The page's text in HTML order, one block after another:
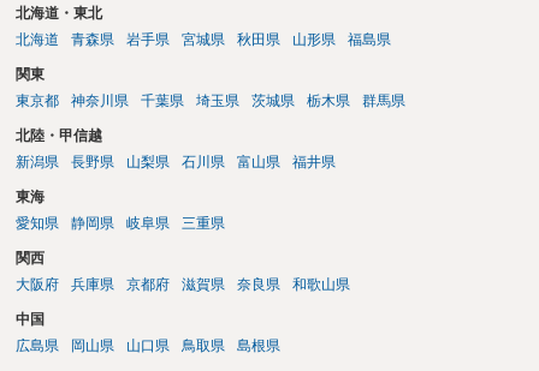
北海道・東北
北海道
青森県 岩手県 宮城県 秋田県 山形県 福島県
関東
東京都
神奈川県 千葉県 埼玉県 茨城県 栃木県 群馬県
北陸・甲信越
新潟県
長野県 山梨県 石川県 富山県 福井県
東海
愛知県
静岡県 岐阜県 三重県
関西
大阪府
兵庫県 京都府 滋賀県 奈良県 和歌山県
中国
広島県
岡山県 山口県 鳥取県 島根県